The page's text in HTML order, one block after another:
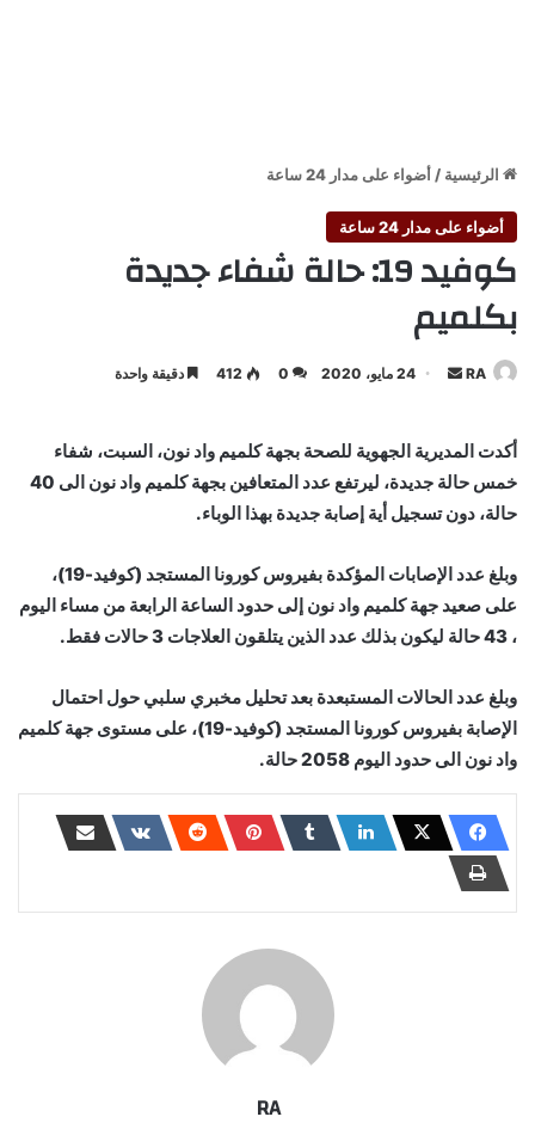
الرئيسية / أضواء على مدار 24 ساعة
أضواء على مدار 24 ساعة
كوفيد 19: حالة شفاء جديدة
بكلميم
RA
أرسل 24 مايو، 2020 0
412 دقيقة واحدة
أكدت المديرية الجهوية للصحة بجهة كلميم واد نون، السبت، شفاء
خمس حالة جديدة، ليرتفع عدد المتعافين بجهة كلميم واد نون الى 40
حالة، دون تسجيل أية إصابة جديدة بهذا الوباء.
وبلغ عدد الإصابات المؤكدة بفيروس كورونا المستجد (كوفيد-19)،
على صعيد جهة كلميم واد نون إلى حدود الساعة الرابعة من مساء اليوم
، 43 حالة ليكون بذلك عدد الذين يتلقون العلاجات 3 حالات فقط.
وبلغ عدد الحالات المستبعدة بعد تحليل مخبري سلبي حول احتمال
الإصابة بفيروس كورونا المستجد (كوفيد-19)، على مستوى جهة كلميم
واد نون الى حدود اليوم 2058 حالة.
RA